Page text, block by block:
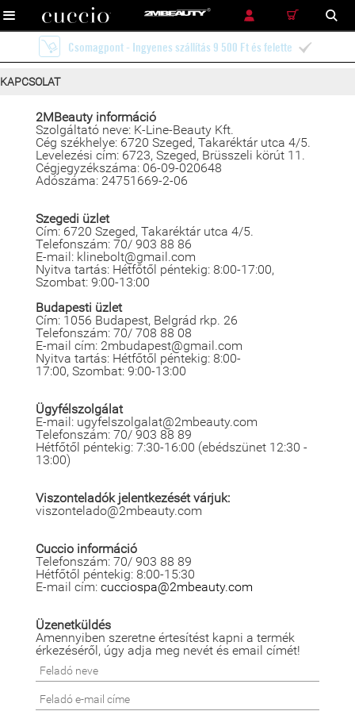
RÉSZLETES KERESÉS
Csomagpont - Ingyenes szállítás 9 500 Ft és felette 
KAPCSOLAT
2MBeauty információ
Szolgáltató neve: K-Line-Beauty Kft.
Cég székhelye: 6720 Szeged, Takaréktár utca 4/5.
Levelezési cím: 6723, Szeged, Brüsszeli körút 11.
Cégjegyzékszáma: 06-09-020648
Adószáma: 24751669-2-06
Szegedi üzlet
Cím: 6720 Szeged, Takaréktár utca 4/5.
Telefonszám: 70/ 903 88 86
E-mail: klinebolt@gmail.com
Nyitva tartás: Hétfőtől péntekig: 8:00-17:00,
Szombat: 9:00-13:00
Budapesti üzlet
Cím: 1056 Budapest, Belgrád rkp. 26
Telefonszám: 70/ 708 88 08
E-mail cím: 2mbudapest@gmail.com
Nyitva tartás: Hétfőtől péntekig: 8:00-
17:00, Szombat: 9:00-13:00
Ügyfélszolgálat
E-mail: ugyfelszolgalat@2mbeauty.com
Telefonszám: 70/ 903 88 89
Hétfőtől péntekig: 7:30-16:00 (ebédszünet 12:30 -
13:00)
Viszonteladók jelentkezését várjuk:
viszontelado@2mbeauty.com
Cuccio információ
Telefonszám: 70/ 903 88 89
Hétfőtől péntekig: 8:00-15:30
E-mail cím: cucciospa@2mbeauty.com
Üzenetküldés
Amennyiben szeretne értesítést kapni a termék
érkezéséről, úgy adja meg nevét és email címét!